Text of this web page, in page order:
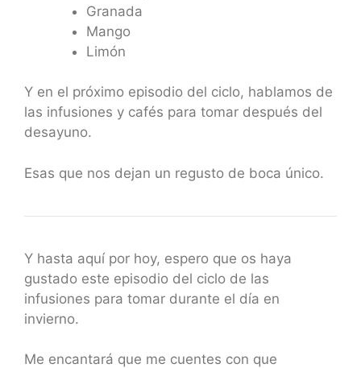
Granada
Mango
Limón
Y en el próximo episodio del ciclo, hablamos de
las infusiones y cafés para tomar después del
desayuno.
Esas que nos dejan un regusto de boca único.
Y hasta aquí por hoy, espero que os haya
gustado este episodio del ciclo de las
infusiones para tomar durante el día en
invierno.
Me encantará que me cuentes con que